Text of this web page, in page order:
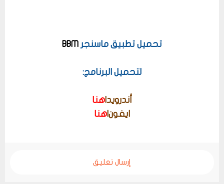
تحميل تطبيق ماسنجر BBM
لتحميل البرنامج:
أندرويد| هنا
ايفون|هنا
إرسال تعليق